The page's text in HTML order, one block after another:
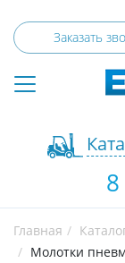
Заказать
Главная
Молотки